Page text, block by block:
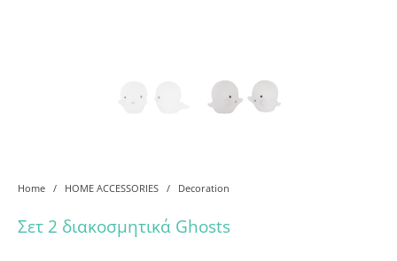
Home / HOME ACCESSORIES / Decoration
Σετ 2 διακοσμητικά Ghosts